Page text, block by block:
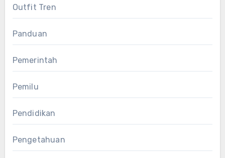
Outfit Tren
Panduan
Pemerintah
Pemilu
Pendidikan
Pengetahuan